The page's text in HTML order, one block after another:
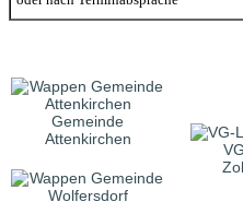
Gemeinde
Attenkirchen